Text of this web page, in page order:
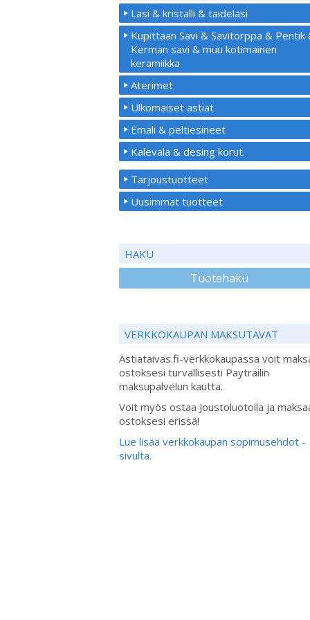
Lasi & kristalli & taidelasi
Kupittaan Savi & Savitorppa & Pentik
Kerman savi & muu kotimainen
keramiikka
Aterimet
Ulkomaiset astiat
Emali & peltiesineet
Kalevala & desing korut.
Tarjoustuotteet
Uusimmat tuotteet
HAKU
Tuotehaku
VERKKOKAUPAN MAKSUTAVAT
Astiataivas.fi-verkkokaupassa voit
ostoksesi turvallisesti Paytrailin
maksupalvelun kautta.
Voit myös ostaa Joustoluotolla ja
ostoksesi erissä!
Lue lisää verkkokaupan sopimusehdot -
sivulta.